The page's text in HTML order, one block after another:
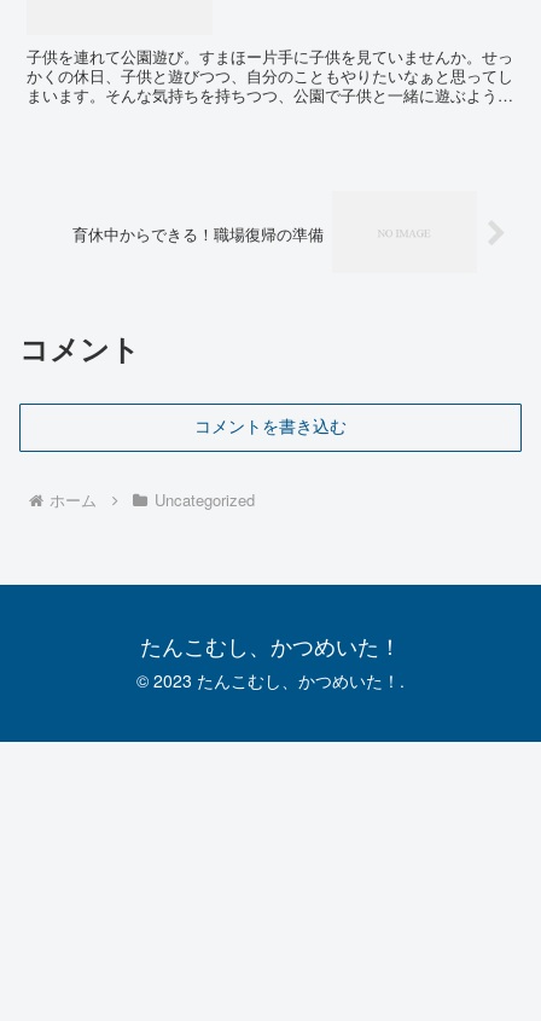
子供を連れて公園遊び。すまほー片手に子供を見ていませんか。せっ
かくの休日、子供と遊びつつ、自分のこともやりたいなぁと思ってし
まいます。そんな気持ちを持ちつつ、公園で子供と一緒に遊ぶように
育休中からできる！職場復帰の準備
コメント
コメントを書き込む
ホーム Uncategorized
たんこむし、かつめいた！
© 2023 たんこむし、かつめいた！.